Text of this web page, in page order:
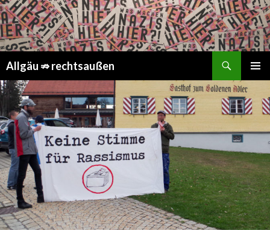
Allgäu ⇏ rechtsaußen
MENÜ
Springe
zum
Inhalt